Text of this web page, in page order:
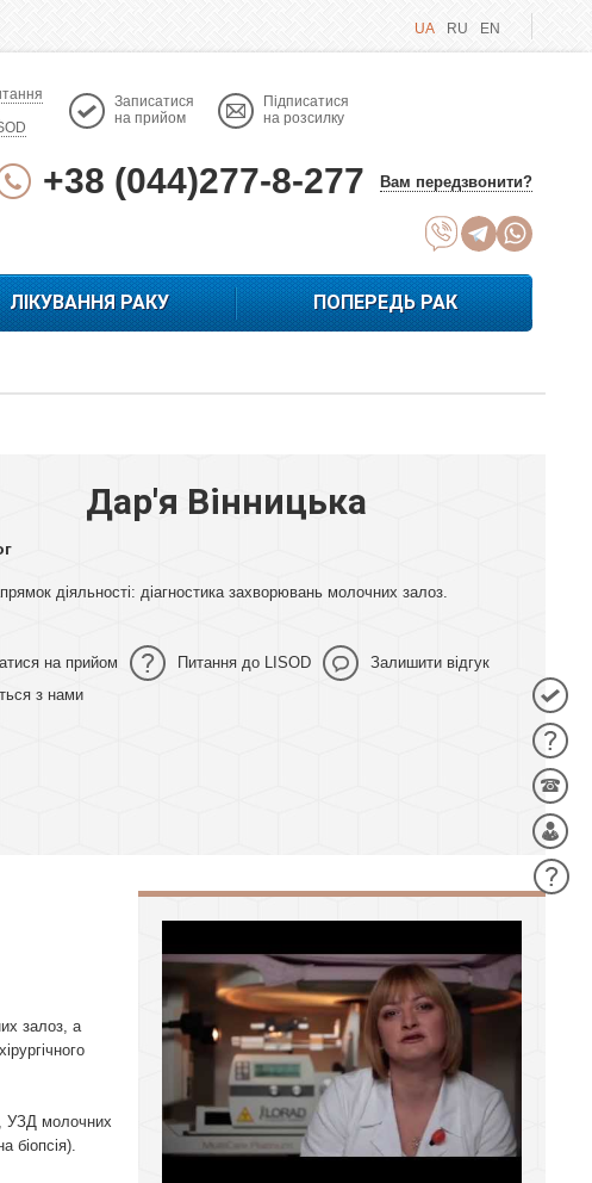
UA RU EN
Записатися
на прийом
Підписатися
на розсилку
+38 (044)277-8-277 Вам передзвонити?
ЛІКУВАННЯ РАКУ ПОПЕРЕДЬ РАК
Дар'я Вінницька
діяльності: діагностика захворювань молочних залоз.
на прийом Питання до LISOD
Залишити відгук
з нами
залоз, а
УЗД молочних
біопсія).